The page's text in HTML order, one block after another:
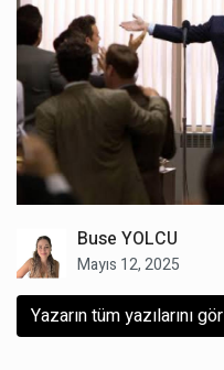
Buse YOLCU
Mayıs 12, 2025
Yazarın tüm yazılarını gör